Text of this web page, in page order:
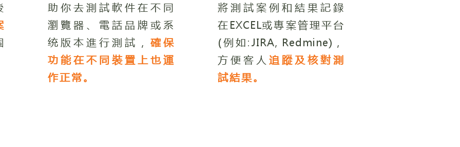
助你去測試軟件在不同
瀏覽器、電話品牌或系
统版本進行測試， 確保
功能在不同裝置上也運
作正常。
將測試案例和結果記錄
在EXCEL或專案管理平台
(例如:JIRA, Redmine) ，
方便客人 追蹤及核對測
試結果。